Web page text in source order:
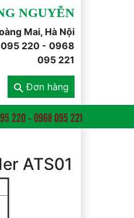
NGUYỄN
Mai, Hà Nội
095 220 - 0968
095 221
Đơn hàng
220 - 0968 095 221
ATS01